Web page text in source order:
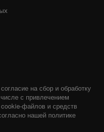
на сбор и обработку
с привлечением
файлов и средств
нашей политике